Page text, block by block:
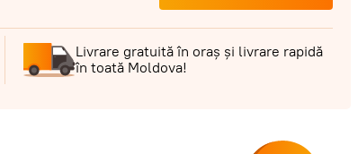
Livrare gratuită în oraș și livrare rapidă
în toată Moldova!